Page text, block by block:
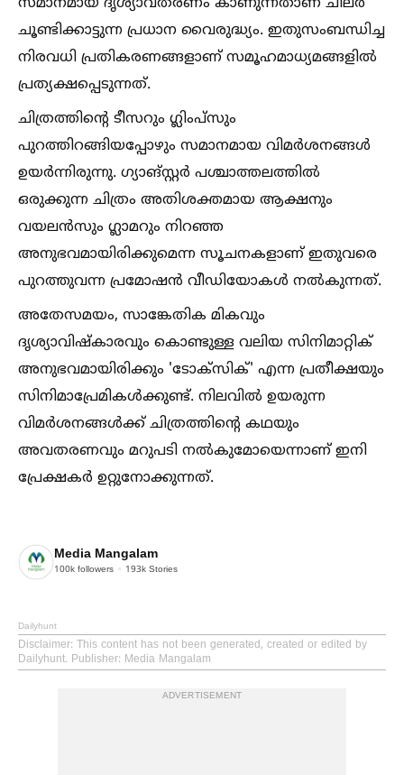
ചൂണ്ടിക്കാട്ടുന്ന പ്രധാന വൈരുദ്ധ്യം. ഇതുസംബന്ധിച്ച
നിരവധി പ്രതികരണങ്ങളാണ് സമൂഹമാധ്യമങ്ങളില്‍
പ്രത്യക്ഷപ്പെടുന്നത്.
ചിത്രത്തിന്റെ ടീസറും ഗ്ലിംപ്സും
പുറത്തിറങ്ങിയപ്പോഴും സമാനമായ വിമർശനങ്ങള്‍
ഉയർന്നിരുന്നു. ഗ്യാങ്സ്റ്റർ പശ്ചാത്തലത്തില്‍
ഒരുക്കുന്ന ചിത്രം അതിശക്തമായ ആക്ഷനും
വയലൻസും ഗ്ലാമറും നിറഞ്ഞ
അനുഭവമായിരിക്കുമെന്ന സൂചനകളാണ് ഇതുവരെ
പുറത്തുവന്ന പ്രമോഷൻ വീഡിയോകള്‍ നല്‍കുന്നത്.
അതേസമയം, സാങ്കേതിക മികവും
ദൃശ്യാവിഷ്‌കാരവും കൊണ്ടുള്ള വലിയ സിനിമാറ്റിക്
അനുഭവമായിരിക്കും 'ടോക്സിക്' എന്ന പ്രതീക്ഷയും
സിനിമാപ്രേമികള്‍ക്കുണ്ട്. നിലവില്‍ ഉയരുന്ന
വിമർശനങ്ങള്‍ക്ക് ചിത്രത്തിന്റെ കഥയും
അവതരണവും മറുപടി നല്‍കുമോയെന്നാണ് ഇനി
പ്രേക്ഷകർ ഉറ്റുനോക്കുന്നത്.
Media Mangalam
100k followers 193k Stories
Dailyhunt
Disclaimer: This content has not been generated, created or edited by
Dailyhunt. Publisher: Media Mangalam
ADVERTISEMENT